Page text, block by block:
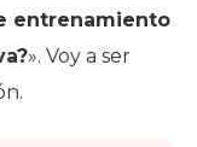
entrenamiento
». Voy a ser